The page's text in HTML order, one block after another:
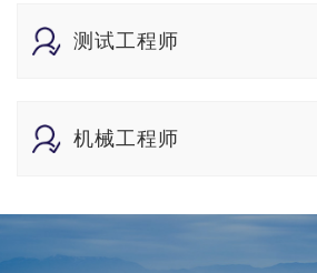
测试工程师
机械工程师